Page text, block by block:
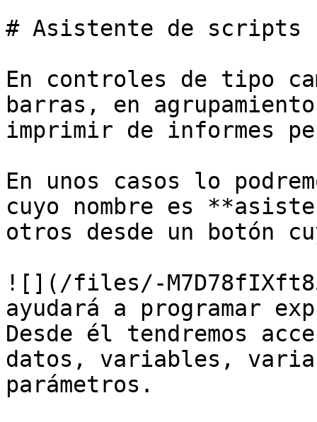
# Asistente de scripts
En controles de tipo
barras, en
imprimir de informes
En unos casos lo
cuyo nombre es
otros desde un botón
![](/files/-
ayudará a programar
Desde él tendremos
datos, variables,
parámetros.